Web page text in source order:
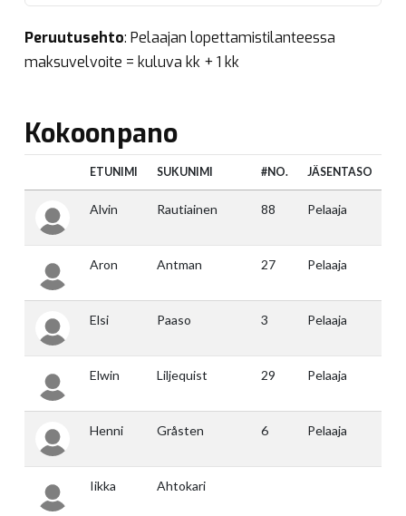
Peruutusehto: Pelaajan lopettamistilanteessa
maksuvelvoite = kuluva kk + 1 kk
Kokoonpano